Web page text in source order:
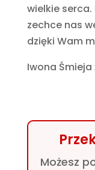
wielkie
zechce nas
dzięki Wam
Iwona
Możesz